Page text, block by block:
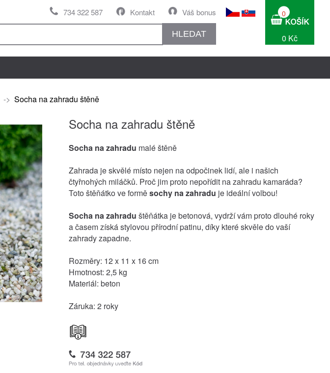
Váš bonus
Kontakt
734 322 587
HLEDAT
0
0 Kč
-> Socha na zahradu štěně
Socha na zahradu štěně
Socha na zahradu malé štěně
Zahrada je skvělé místo nejen na odpočinek lidí, ale i našich
čtyřnohých miláčků. Proč jim proto nepořídit na zahradu kamaráda?
Toto štěňátko ve forměsochy na zahradu je ideální volbou!
Socha na zahradu štěňátka je betonová, vydrží vám proto dlouhé roky
a časem získá stylovou přírodní patinu, díky které skvěle do vaší
zahrady zapadne.
Rozměry: 12 x 11 x 16 cm
Hmotnost: 2,5 kg
Materiál: beton
Záruka: 2 roky